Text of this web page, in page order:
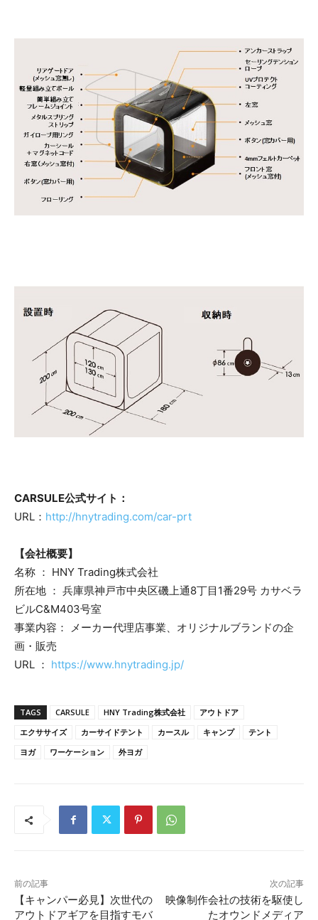
CARSULE公式サイト：
URL： http://hnytrading.com/car-prt
​【会社概要】
名称 ： HNY Trading株式会社
所在地 ： 兵庫県神戸市中央区磯上通8丁目1番29号 カサベラ
ビルC&M403号室
事業内容： メーカー代理店事業、オリジナルブランドの企
画・販売
URL ： https://www.hnytrading.jp/
TAGS CARSULE HNY Trading株式会社
アウトドア
エクササイズ
カーサイドテント カースル キャンプ
テント
ヨガ
ワーケーション 外ヨガ
前の記事
【キャンパー必見】次世代の
アウトドアギアを目指すモバ
次の記事
映像制作会社の技術を駆使し
たオウンドメディア